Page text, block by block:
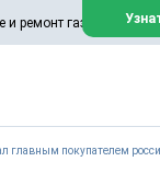
и ремонт газовых
сервисом
предприятиях.
ИНН
главным покупателем